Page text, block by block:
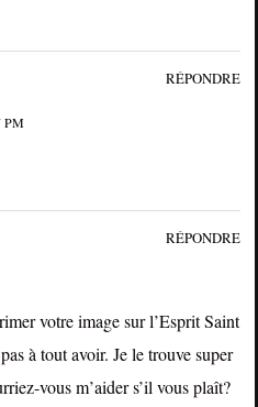
PM
RÉPONDRE
votre image sur l’Esprit Saint
à tout avoir. Je le trouve super
vous m’aider s’il vous plaît?
RÉPONDRE